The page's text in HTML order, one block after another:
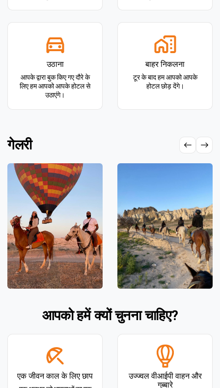
उठाना
आपके द्वारा बुक किए गए दौरे के
लिए हम आपको आपके होटल से
उठाएंगे।
बाहर निकलना
टूर के बाद हम आपको आपके
होटल छोड़ देंगे।
गेलरी
आपको हमें क्यों चुनना चाहिए?
एक जीवन काल के लिए छाप
उज्ज्वल वीआईपी वाहन और
गुब्बारे